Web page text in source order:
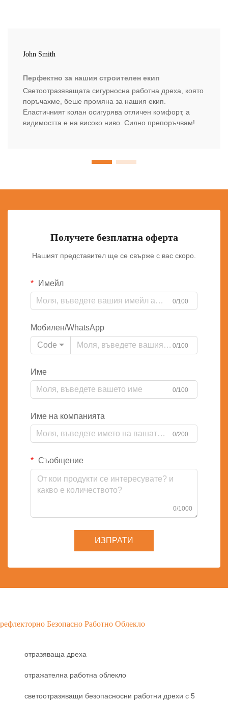
John Smith
Перфектно за нашия строителен екип
Светоотразяващата сигурносна работна дреха, която
поръчахме, беше промяна за нашия екип.
Еластичният колан осигурява отличен комфорт, а
видимостта е на високо ниво. Силно препоръчвам!
Получете безплатна оферта
Нашият представител ще се свърже с вас скоро.
Имейл
0/100
Мобилен/WhatsApp
Code
0/100
Име
0/100
Име на компанията
0/200
Съобщение
0/1000
ИЗПРАТИ
рефлекторно Безопасно Работно Облекло
отразяваща дреха
отражателна работна облекло
светоотразяващи безопасносни работни дрехи с 5